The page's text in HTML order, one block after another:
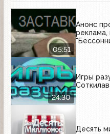
05:51
Анонс
реклама,
24:30
Игры
Десять